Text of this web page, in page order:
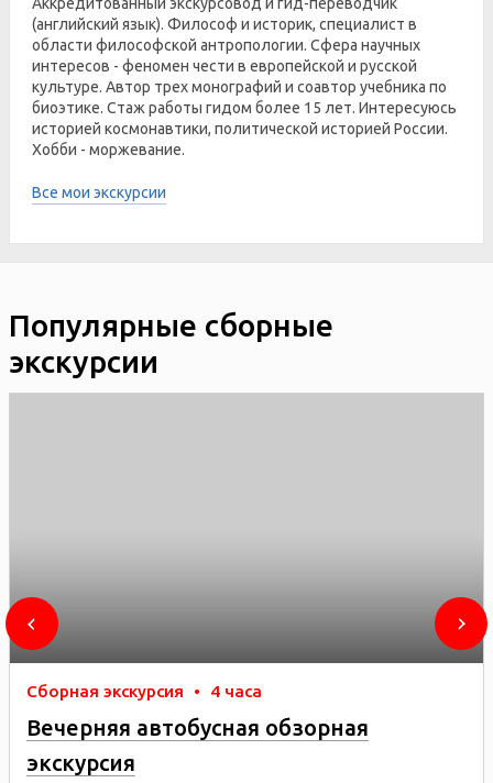
(английский язык). Философ и историк, специалист в
области философской антропологии. Сфера научных
интересов - феномен чести в европейской и русской
культуре. Автор трех монографий и соавтор учебника по
биоэтике. Стаж работы гидом более 15 лет. Интересуюсь
историей космонавтики, политической историей России.
Хобби - моржевание.
Все мои экскурсии
Популярные сборные
экскурсии
Сборная экскурсия • 4 часа
Вечерняя автобусная обзорная
экскурсия